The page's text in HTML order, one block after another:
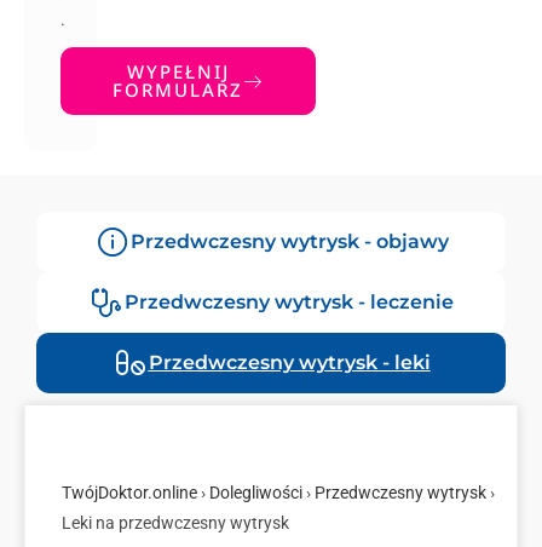
.
WYPEŁNIJ
FORMULARZ
Przedwczesny wytrysk - objawy
Przedwczesny wytrysk - leczenie
Przedwczesny wytrysk - leki
TwójDoktor.online › Dolegliwości › Przedwczesny wytrysk ›
Leki na przedwczesny wytrysk